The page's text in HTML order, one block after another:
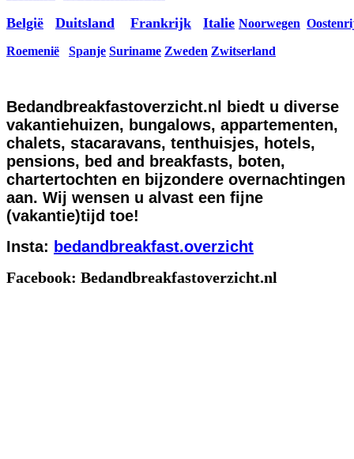
België
Duitsland Frankrijk Italie Noorwegen
Roemenië Spanje Suriname Zweden Zwitserland
Bedandbreakfastoverzicht.nl biedt u diverse
vakantiehuizen, bungalows, appartementen,
chalets, stacaravans, tenthuisjes, hotels,
pensions, bed and breakfasts, boten,
chartertochten en bijzondere overnachtingen
aan. Wij wensen u alvast een fijne
(vakantie)tijd toe!
Insta: bedandbreakfast.overzicht
Facebook: Bedandbreakfastoverzicht.nl